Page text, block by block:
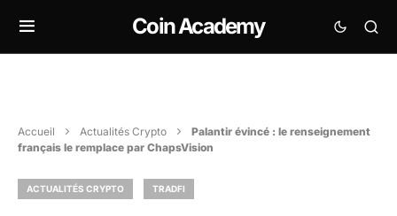
Coin Academy
Accueil Actualités Crypto
Palantir évincé : le renseignement
français le remplace par ChapsVision
ACTUALITÉS CRYPTO TRADFI